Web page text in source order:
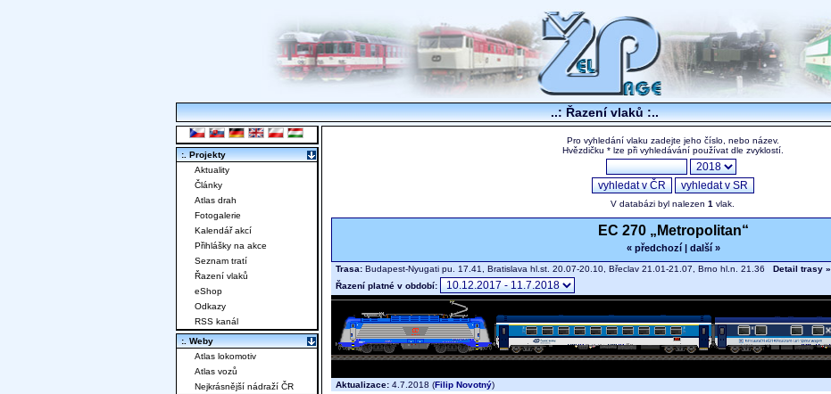
..: Řazení vlaků :..
Pro vyhledání vlaku zadejte jeho číslo, nebo název.
Hvězdičku * lze při vyhledávání používat dle zvyklostí.
V databázi byl nalezen 1 vlak.
EC 270 „Metropolitan“
« předchozí| další »
Trasa: Budapest-Nyugati pu. 17.41, Bratislava hl.st. 20.07-20.10, Břeclav 21.01-21.07, Brno hl.n. 21.36 Detail trasy »
Řazení platné v období:
Aktualizace: 4.7.2018 (Filip Novotný)
:. Projekty
Aktuality
Články
Atlas drah
Fotogalerie
Kalendář akcí
Přihlášky na akce
Seznam tratí
Řazení vlaků
eShop
Odkazy
RSS kanál
:. Weby
Atlas lokomotiv
Atlas vozů
Nejkrásnější nádraží ČR